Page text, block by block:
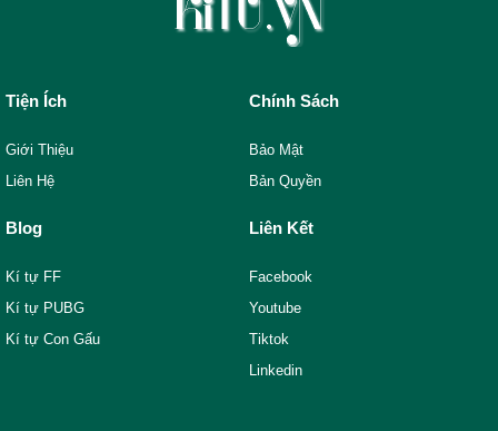
Tiện Ích
Giới Thiệu
Liên Hệ
Chính Sách
Bảo Mật
Bản Quyền
Blog
Kí tự FF
Kí tự PUBG
Kí tự Con Gấu
Liên Kết
Facebook
Youtube
Tiktok
Linkedin